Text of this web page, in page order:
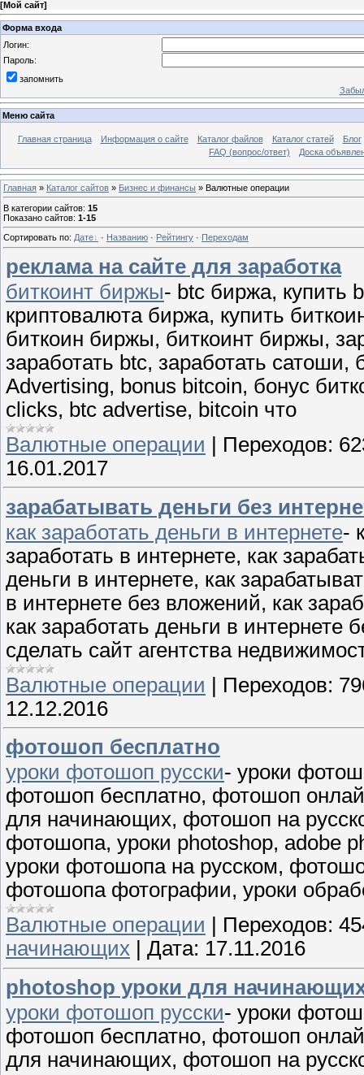
[Мой сайт]
Форма входа
Логин:
Пароль:
запомнить
Меню сайта
Главная страница Информация о сайте Каталог файлов Каталог статей
Блог
FAQ (вопрос/ответ)
Доска
Главная » Каталог сайтов » Бизнес и финансы » Валютные операции
В категории сайтов: 15
Показано сайтов: 1-15
Сортировать по: Дате · Названию · Рейтингу · Переходам
реклама на сайте для заработка
биткоинт биржы- btc биржа, купить
криптовалюта биржа, купить
биткоин биржы, биткоинт биржы,
заработать btc, заработать
Advertising, bonus bitcoin, бонус
clicks, btc advertise, bitcoin что
Валютные операции
Переходов:
16.01.2017
зарабатывать деньги без
как заработать деньги в интернете-
заработать в интернете, как
деньги в интернете, как
в интернете без вложений, как
как заработать деньги в интернете
сделать сайт агентства
Валютные операции | Переходов:
12.12.2016
фотошоп бесплатно
уроки фотошоп русски- уроки
фотошоп бесплатно, фотошоп
для начинающих, фотошоп на
фотошопа, уроки photoshop, adobe
уроки фотошопа на русском,
фотошопа фотографии, уроки
Валютные операции
Переходов:
начинающих
Дата: 17.11.2016
photoshop уроки для
уроки фотошоп русски- уроки
фотошоп бесплатно, фотошоп
для начинающих, фотошоп на